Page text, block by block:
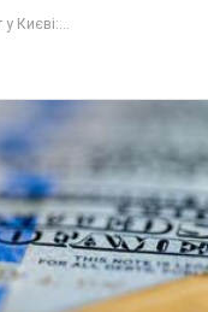
долара: